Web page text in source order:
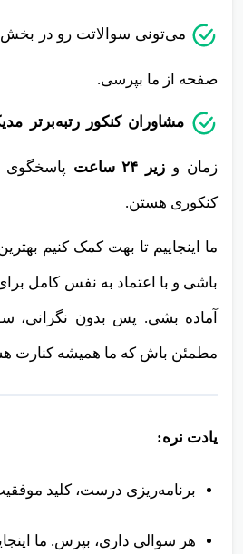
می‌تونی سوالاتت رو در بخش
صفحه از ما بپرسی.
مشاوران کنکور رتبه‌برتر
زمان و زیر ۲۴ ساعت پاسخگوی
کنکوری هستن.
ما اینجاییم تا بهت کمک کنیم
باشی و با اعتماد به نفس کامل
آماده بشی. پس بدون نگرانی،
مطمئن باش که ما همیشه کنارت
یادت نره:
برنامه‌ریزی درست، کلید
هر سوالی داری، بپرس. ما